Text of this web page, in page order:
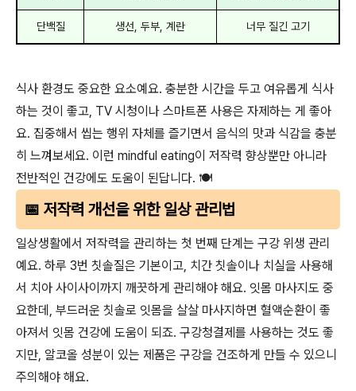
단백질 생선, 두부, 계란 너무 질긴 고기
식사 환경도 중요한 요소예요. 충분한 시간을 두고 여유롭게 식사
하는 것이 좋고, TV 시청이나 스마트폰 사용은 자제하는 게 좋아
요. 집중해서 씹는 행위 자체를 즐기면서 음식의 맛과 식감을 충분
히 느껴보세요. 이런 mindful eating이 저작력 향상뿐만 아니라
전반적인 건강에도 도움이 된답니다. 🍽️
📅 저작력 개선을 위한 일상 관리법
일상생활에서 저작력을 관리하는 첫 번째 단계는 구강 위생 관리
예요. 하루 3번 칫솔질은 기본이고, 치간 칫솔이나 치실을 사용해
서 치아 사이사이까지 깨끗하게 관리해야 해요. 잇몸 마사지도 중
요한데, 부드러운 칫솔로 잇몸을 살살 마사지하면 혈액순환이 좋
아져서 잇몸 건강에 도움이 되죠. 구강청결제를 사용하는 것도 좋
지만, 알코올 성분이 있는 제품은 구강을 건조하게 만들 수 있으니
주의해야 해요.